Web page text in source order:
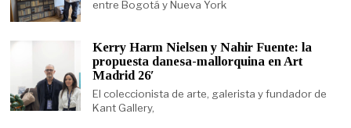
entre Bogotá y Nueva York
Kerry Harm Nielsen y Nahir Fuente: la
propuesta danesa-mallorquina en Art
Madrid 26′
El coleccionista de arte, galerista y fundador de
Kant Gallery,